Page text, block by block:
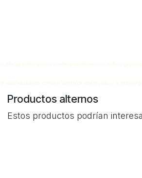
Productos alternos
Estos productos podrían